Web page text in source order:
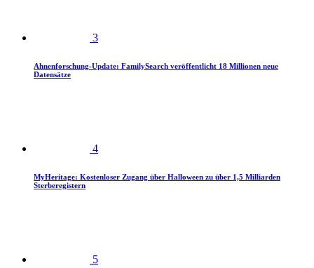
3
Ahnenforschung-Update: FamilySearch veröffentlicht 18 Millionen neue
Datensätze
4
MyHeritage: Kostenloser Zugang über Halloween zu über 1,5 Milliarden
Sterberegistern
5